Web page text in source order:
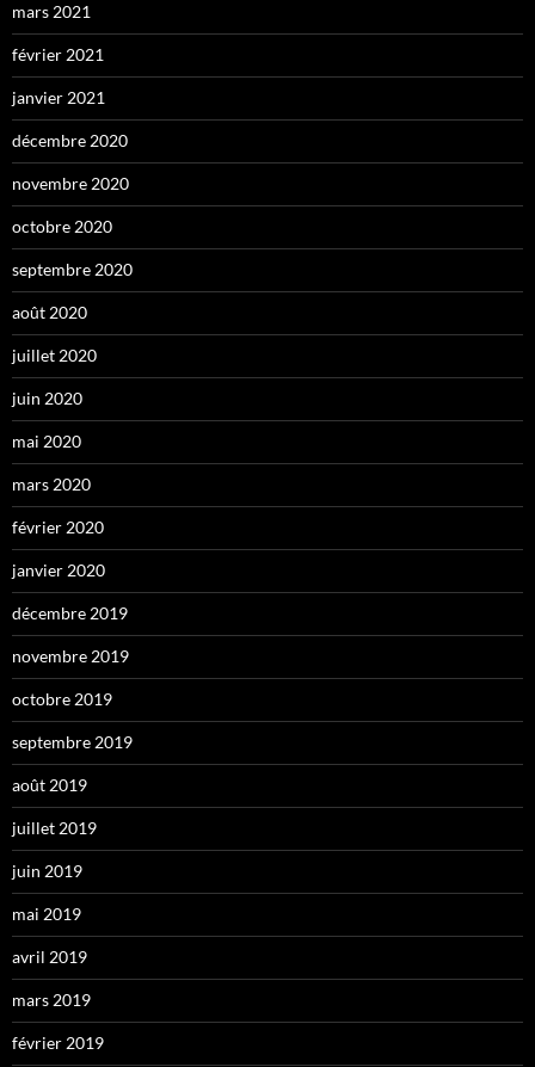
mars 2021
février 2021
janvier 2021
décembre 2020
novembre 2020
octobre 2020
septembre 2020
août 2020
juillet 2020
juin 2020
mai 2020
mars 2020
février 2020
janvier 2020
décembre 2019
novembre 2019
octobre 2019
septembre 2019
août 2019
juillet 2019
juin 2019
mai 2019
avril 2019
mars 2019
février 2019